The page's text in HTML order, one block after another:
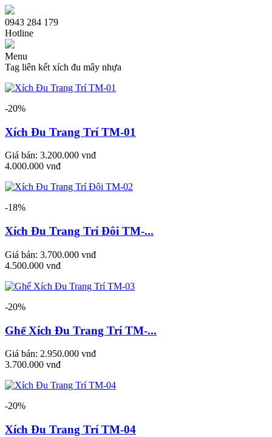
0943 284 179
Hotline
Menu
Trang chủ
Sản phẩm bàn ghế
Ghế Cafe Gỗ
Bàn Ghế Cafe Gỗ
Bàn Ghế Cafe Ngoài Trời
Bàn Cafe
Dịch vụ
Tin tức & sự kiện
Tag liên kết xích đu mây nhựa
-20%
Xích Đu Trang Trí TM-01
Giá bán: 3.200.000 vnđ
4.000.000 vnđ
-18%
Xích Đu Trang Trí Đôi TM-...
Giá bán: 3.700.000 vnđ
4.500.000 vnđ
-20%
Ghế Xích Đu Trang Trí TM-...
Giá bán: 2.950.000 vnđ
3.700.000 vnđ
-20%
Xích Đu Trang Trí TM-04